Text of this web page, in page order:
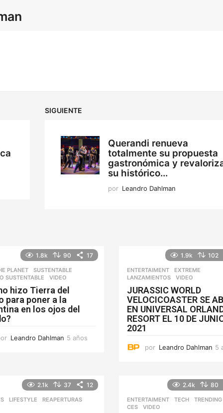
SIGUIENTE
Querandi renueva
totalmente su propuesta
gastronómica y
su histórico...
por Leandro Dahlman
1.8k 90 17
PLANET ,SUSTENTABLE
SUSTENTABLE
VIDEO
hizo Tierra del
para poner a la
en los ojos del
Leandro Dahlman 5 años
1.9k 102
ENTERTAIMENT ,EXTREME
LANZAMIENTOS
VIDEO
JURASSIC WORLD
VELOCICOASTER SE
EN UNIVERSAL
RESORT EL 10 DE
2021
por Leandro Dahlman 5
2.1k 37 12
,LIFESTYLE REAPERTURAS
2.4k 80
ENTERTAIMENT ,TECH ,TRENDING
CES
,VIDEO